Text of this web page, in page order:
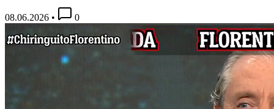
08.06.2026 • 0